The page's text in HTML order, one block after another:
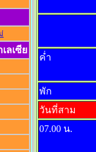
ลเซีย
ค่ำ
พัก
วันที่สาม
07.00 น.